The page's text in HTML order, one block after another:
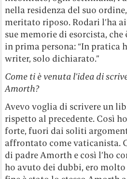
nella residenza del suo
meritato riposo. Rodari l’ha
sue memorie di esorcista,
in prima persona: “In pratica
writer, solo dichiarato.”
Come ti è venuta l’idea di
Amorth?
Avevo voglia di scrivere un
rispetto al precedente. Così
forte, fuori dai soliti
affrontato come vaticanista.
di padre Amorth e così l’ho
ho avuto dei dubbi, ero